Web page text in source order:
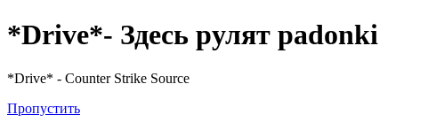
*Drive*- Здесь рулят padonki
*Drive* - Counter Strike Source
Пропустить